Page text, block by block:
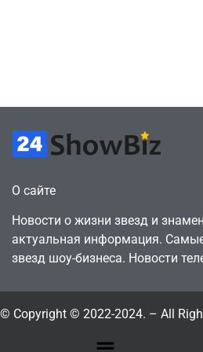
О сайте
Новости о жизни звезд и
актуальная информация.
звезд шоу-бизнеса. Новости
© Copyright © 2022-2024. – All